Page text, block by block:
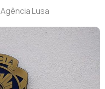
Agência Lusa